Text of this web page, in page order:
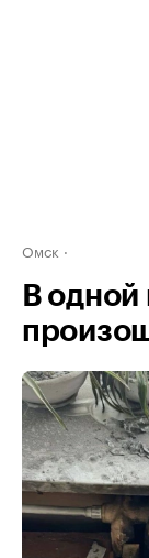
Омск
В